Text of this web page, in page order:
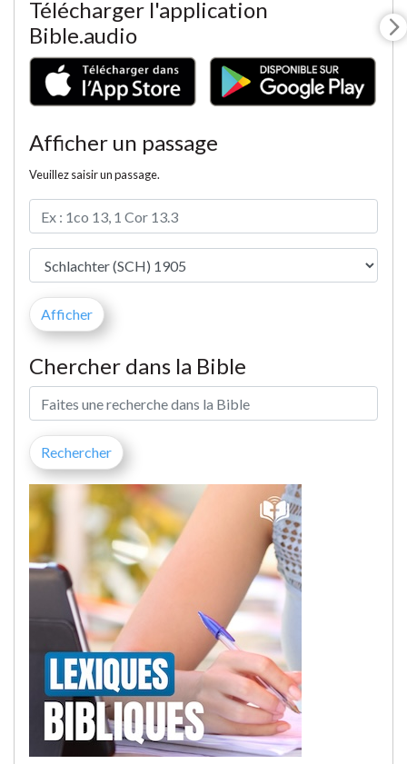
Télécharger l'application
Bible.audio
Afficher un passage
Veuillez saisir un passage.
Chercher dans la Bible